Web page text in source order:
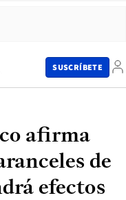
SUSCRÍBETE
afirma
de
efectos